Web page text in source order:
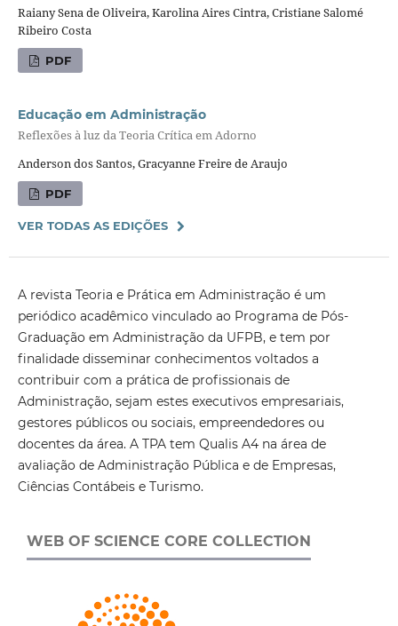
Raiany Sena de Oliveira, Karolina Aires Cintra, Cristiane Salomé
Ribeiro Costa
PDF
Educação em Administração
Reflexões à luz da Teoria Crítica em Adorno
Anderson dos Santos, Gracyanne Freire de Araujo
PDF
VER TODAS AS EDIÇÕES
A revista Teoria e Prática em Administração é um
periódico acadêmico vinculado ao Programa de Pós-
Graduação em Administração da UFPB, e tem por
finalidade disseminar conhecimentos voltados a
contribuir com a prática de profissionais de
Administração, sejam estes executivos empresariais,
gestores públicos ou sociais, empreendedores ou
docentes da área. A TPA tem Qualis A4 na área de
avaliação de Administração Pública e de Empresas,
Ciências Contábeis e Turismo.
WEB OF SCIENCE CORE COLLECTION